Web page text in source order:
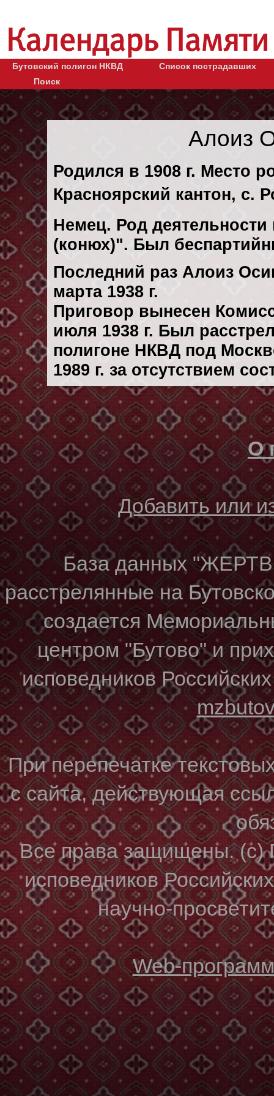
Бутовский полигон НКВД
Список пострадавших
Поиск
Алоиз
Родился в 1908 г. Место
Красноярский кантон, с.
Немец. Род
(конюх)". Был
Последний раз Алоиз
марта 1938 г.
Приговор вынесен
июля 1938 г. Был
полигоне НКВД под
1989 г. за отсутствием
О
Добавить или
База данных
расстрелянные на
создается
центром "Бутово" и
исповедников
При перепечатке
с сайта, действующая
Все права защищены. (с)
исповедников
научно-
Web-